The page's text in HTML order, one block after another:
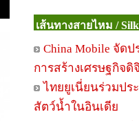
เส้นทางสายไหม /
China Mobile จัด
การสร้างเศรษฐกิจดิ
ไทยยูเนี่ยนร่วมปร
สัตว์น้ำในอินเดีย